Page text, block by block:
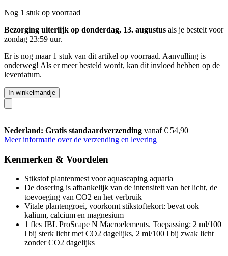
Nog 1 stuk op voorraad
Bezorging uiterlijk op donderdag, 13. augustus als je bestelt voor
zondag 23:59 uur.
Er is nog maar 1 stuk van dit artikel op voorraad. Aanvulling is
onderweg! Als er meer besteld wordt, kan dit invloed hebben op de
leverdatum.
In winkelmandje
Nederland: Gratis standaardverzending vanaf € 54,90
Meer informatie over de verzending en levering
Kenmerken & Voordelen
Stikstof plantenmest voor aquascaping aquaria
De dosering is afhankelijk van de intensiteit van het licht, de
toevoeging van CO2 en het verbruik
Vitale plantengroei, voorkomt stikstoftekort: bevat ook
kalium, calcium en magnesium
1 fles JBL ProScape N Macroelements. Toepassing: 2 ml/100
l bij sterk licht met CO2 dagelijks, 2 ml/100 l bij zwak licht
zonder CO2 dagelijks